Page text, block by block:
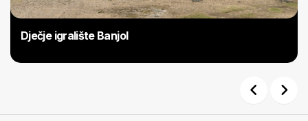
Dječje igralište Banjol